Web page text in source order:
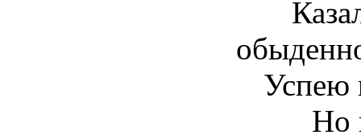
Успею
Но